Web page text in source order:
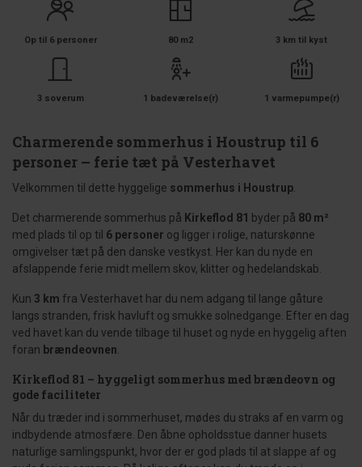
Op til 6 personer 80 m2 3 km til kyst
3 soverum 1 badeværelse(r) 1 varmepumpe(r)
Charmerende sommerhus i Houstrup til 6
personer – ferie tæt på Vesterhavet
Velkommen til dette hyggelige sommerhus i Houstrup
Det charmerende sommerhus på Kirkeflod 81 byder på 80 m²
med plads til op til 6 personer og ligger i rolige, naturskønne
omgivelser tæt på den danske vestkyst. Her kan du nyde en
afslappende ferie midt mellem skov, klitter og hedelandskab.
Kun 3 km fra Vesterhavet har du nem adgang til lange gåture
langs stranden, frisk havluft og smukke solnedgange. Efter en dag
ved havet kan du vende tilbage til huset og nyde en hyggelig aften
foran brændeovnen
Kirkeflod 81 – hyggeligt sommerhus med brændeovn og
gode faciliteter
Når du træder ind i sommerhuset, mødes du straks af en varm og
indbydende atmosfære. Den åbne opholdsstue danner husets
naturlige samlingspunkt, hvor der er god plads til at slappe af og